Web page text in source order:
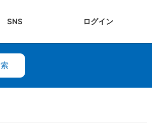
SNS ログイン
検索